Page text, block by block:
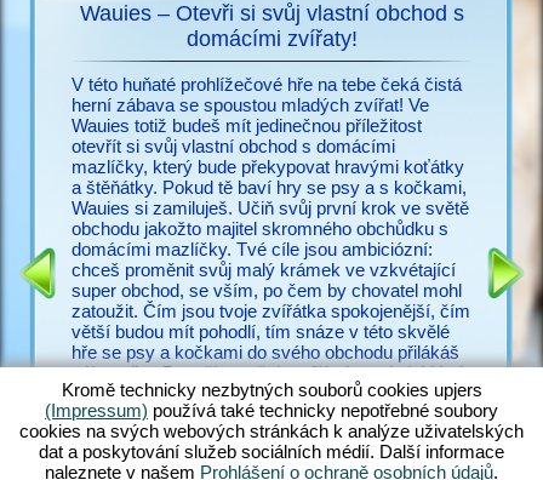
Wauies – Otevři si svůj vlastní obchod s
domácími zvířaty!
V této huňaté prohlížečové hře na tebe čeká čistá
herní zábava se spoustou mladých zvířat! Ve
Wauies totiž budeš mít jedinečnou příležitost
otevřít si svůj vlastní obchod s domácími
mazlíčky, který bude překypovat hravými koťátky
a štěňátky. Pokud tě baví hry se psy a s kočkami,
Wauies si zamiluješ. Učiň svůj první krok ve světě
obchodu jakožto majitel skromného obchůdku s
domácími mazlíčky. Tvé cíle jsou ambiciózní:
chceš proměnit svůj malý krámek ve vzkvétající
super obchod, se vším, po čem by chovatel mohl
zatoužit. Čím jsou tvoje zvířátka spokojenější, čím
větší budou mít pohodlí, tím snáze v této skvělé
hře se psy a kočkami do svého obchodu přilákáš
zákazníky. Panečku – těch zvířátek tu ale je! Hraj
si s hopsajícími štěňátek čivavy, zadováděj si s
neustále hladovými štěňaty labradora, učeš huňaté
koťátko perské kočky a nakrm rozkošná koťátka
ragdoll – jen rozdat pár jmen. Objev ohromující
směsici hry Wauies, která v sobě kombinuje prvky
s
zakus
Kromě technicky nezbytných souborů cookies upjers
(Impressum) používá také technicky nepotřebné soubory
cookies na svých webových stránkách k analýze uživatelských
dat a poskytování služeb sociálních médií. Další informace
naleznete v našem Prohlášení o ochraně osobních údajů.